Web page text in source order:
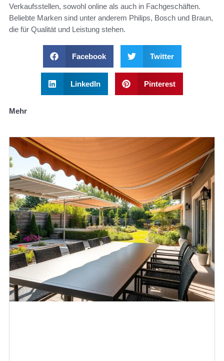
Verkaufsstellen, sowohl online als auch in Fachgeschäften.
Beliebte Marken sind unter anderem Philips, Bosch und Braun,
die für Qualität und Leistung stehen.
Facebook Twitter
LinkedIn Pinterest
Mehr